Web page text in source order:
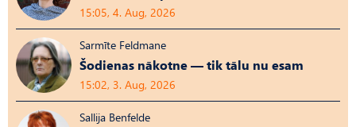
15:05, 4. Aug, 2026
Sarmīte Feldmane
Šodienas nākotne — tik tālu nu esam
15:02, 3. Aug, 2026
Sallija Benfelde